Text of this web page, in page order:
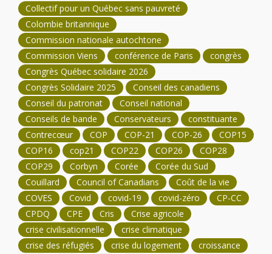
Collectif pour un Québec sans pauvreté
Colombie britannique
Commission nationale autochtone
Commission Viens
conférence de Paris
congrès
Congrès Québec solidaire 2026
Congrès Solidaire 2025
Conseil des canadiens
Conseil du patronat
Conseil national
Conseils de bande
Conservateurs
constituante
Contrecœur
COP COP-21 COP-26
COP15
COP16
cop21 COP22 COP26
COP28
COP29
Corbyn Corée
Corée du Sud
Couillard
Council of Canadians
Coût de la vie
COVES
Covid covid-19 covid-zéro
CP-CC
CPDQ
CPE Cris
Crise agricole
crise civilisationnelle
crise climatique
crise des réfugiés
crise du logement
croissance